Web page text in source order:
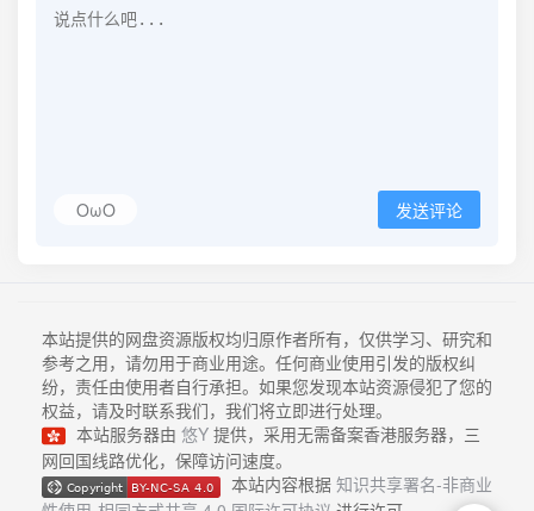
OωO 发送评论
本站提供的网盘资源版权均归原作者所有，仅供学习、研究和
参考之用，请勿用于商业用途。任何商业使用引发的版权纠
纷，责任由使用者自行承担。如果您发现本站资源侵犯了您的
权益，请及时联系我们，我们将立即进行处理。
本站服务器由 悠Y 提供，采用无需备案香港服务器，三
网回国线路优化，保障访问速度。
本站内容根据 知识共享署名-非商业